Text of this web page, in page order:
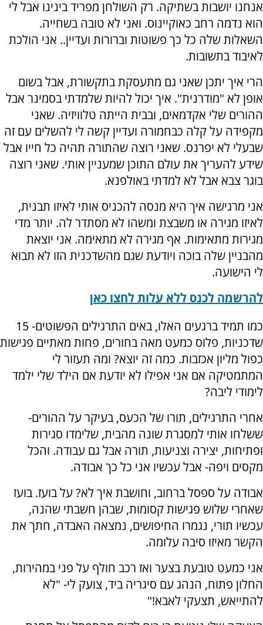
אנחנו יושבות בשתיקה. רק השולחן מפריד בינינו אבל לי
הוא נדמה רחב כאוקיינוס. ואני לא טובה בשחייה.
השאלות שלה כל כך פשוטות וברורות ועדיין.. אני הולכת
לאיבוד בתשובות.
הרי איך יתכן שאני גם מתעסקת בתקשורת, אבל בשום
אופן לא "מודרנית". איך יכול להיות שלמדתי בסמינר אבל
ההורים שלי אקדמאים, ובבית הייתה טלוויזיה. שאני
מקפידה על קלה כבחמורה ועדיין קשה לי להשלים עם זה
שבעלי לא יפרנס. שאני רוצה שהתורה תהיה כל חייו אבל
שידע להעריך את עולם התוכן שמעניין אותי. שאני רוצה
בוגר צבא אבל לא למדתי באולפנא.
אני מרגישה איך היא מנסה להכניס אותי לאיזו תבנית,
לאיזו מגירה או משבצת ומשהו לא מסתדר לה. יותר מדי
מגירות מתאימות. אף מגירה לא מתאימה. אני יוצאת
מהבניין שלה בוכה ויודעת שגם מהשדכנית הזו לא תבוא
לי הישועה.
להרשמה לכנס ללא עלות לחצו כאן
כמו תמיד ברגעים האלו, באים התרגילים הפשוטים- 15
שדכניות, פלוס כמעט מאה בחורים, פחות מאתיים פגישות
כפול מליון אכזבות. כמה זה יוצא? ומה תעזור לי
המתמטיקה אם אני אפילו לא יודעת אם הילד שלי ילמד
לימודי ליבה?
אחרי התרגילים, תורו של הכעס, בעיקר על ההורים-
ששלחו אותי למסגרת שונה מהבית, שלימדו סגירות
ופתיחות, יצירה וצניעות, תורה אבל גם עבודה. והכל
מקסים ויפה- אבל עכשיו אני כל כך אבודה.
אבודה על ספסל ברחוב, וחושבת איך לא? על בועז. בועז
שאחרי שלוש פגישות קסומות, שבהן חשבתי שהנה,
עכשיו תורי, נגמרו החיפושים, נמצאה האבדה, חתך את
הקשר מאיזו סיבה עלומה.
אני כמעט טובעת בצער ואז רכב חולף על פני במהירות,
החלון פתוח, הנהג עם סיגריה ביד, צועק לי- "לא
להתייאש, תצעקי לאבא!"